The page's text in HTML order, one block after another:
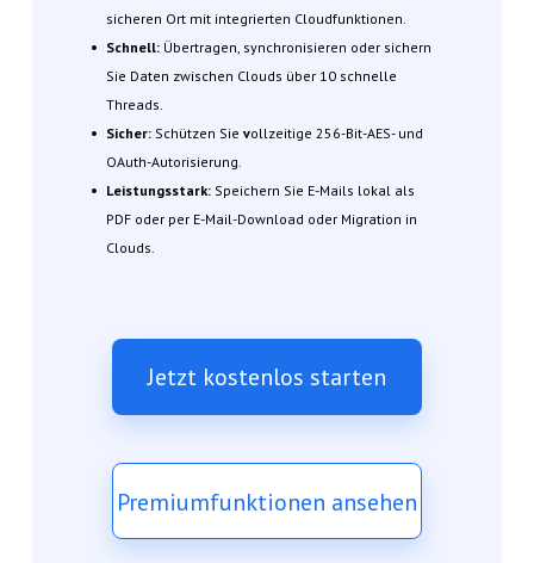
sicheren Ort mit integrierten Cloudfunktionen.
Schnell: Übertragen, synchronisieren oder sichern
Sie Daten zwischen Clouds über 10 schnelle
Threads.
Sicher: Schützen Sie vollzeitige 256-Bit-AES- und
OAuth-Autorisierung.
Leistungsstark: Speichern Sie E-Mails lokal als
PDF oder per E-Mail-Download oder Migration in
Clouds.
Jetzt kostenlos starten
Premiumfunktionen ansehen